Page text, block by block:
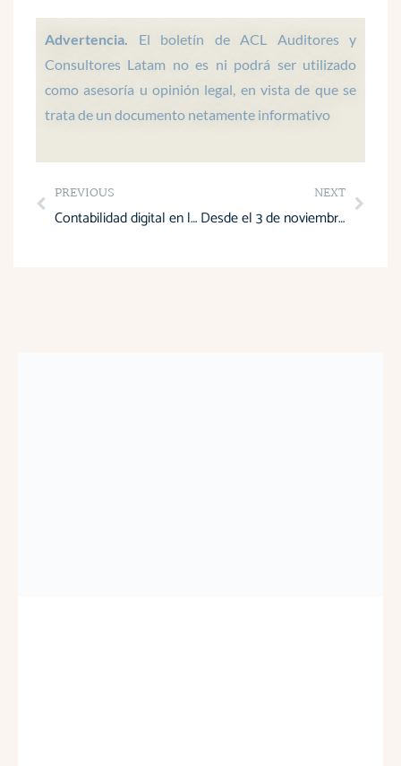
a
p
p
o
o
k
d
i
n
g
r
a
m
b
e
Advertencia. El boletín de ACL Auditores y
Consultores Latam no es ni podrá ser utilizado
como asesoría u opinión legal, en vista de que se
trata de un documento netamente informativo
Prev
PREVIOUS
Contabilidad digital en las Pymes y su transformación tecnológica
NEXT
Desde el 3 de noviembre rige declaración y pago unificado de retenciones